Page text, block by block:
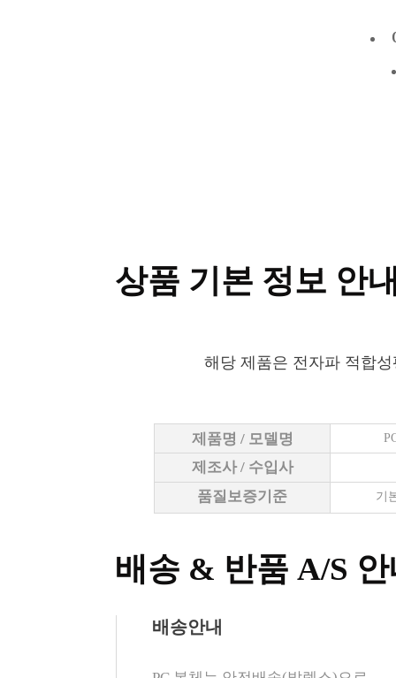
배송 & 반품 A/S
배송안내
상품 기본 정보 안
해당 제품은 전자파 적합
제품명 / 모델명
제조사 / 수입사
품질보증기준
기